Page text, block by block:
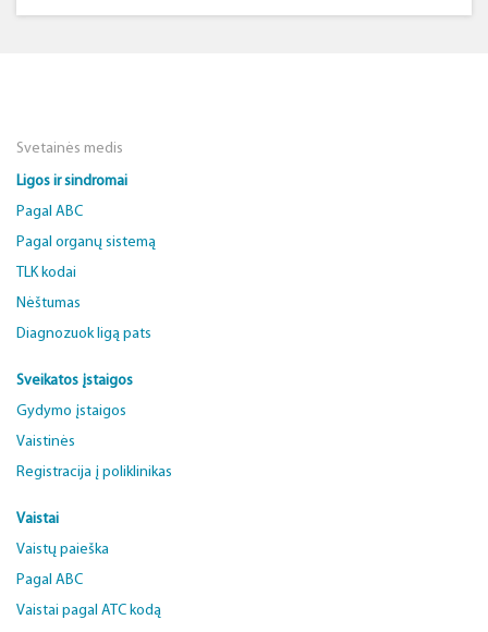
Svetainės medis
Ligos ir sindromai
Pagal ABC
Pagal organų sistemą
TLK kodai
Nėštumas
Diagnozuok ligą pats
Sveikatos įstaigos
Gydymo įstaigos
Vaistinės
Registracija į poliklinikas
Vaistai
Vaistų paieška
Pagal ABC
Vaistai pagal ATC kodą